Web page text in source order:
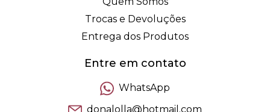
Trocas e Devoluções
Entrega dos Produtos
Entre em contato
WhatsApp
donalolla@hotmail.com